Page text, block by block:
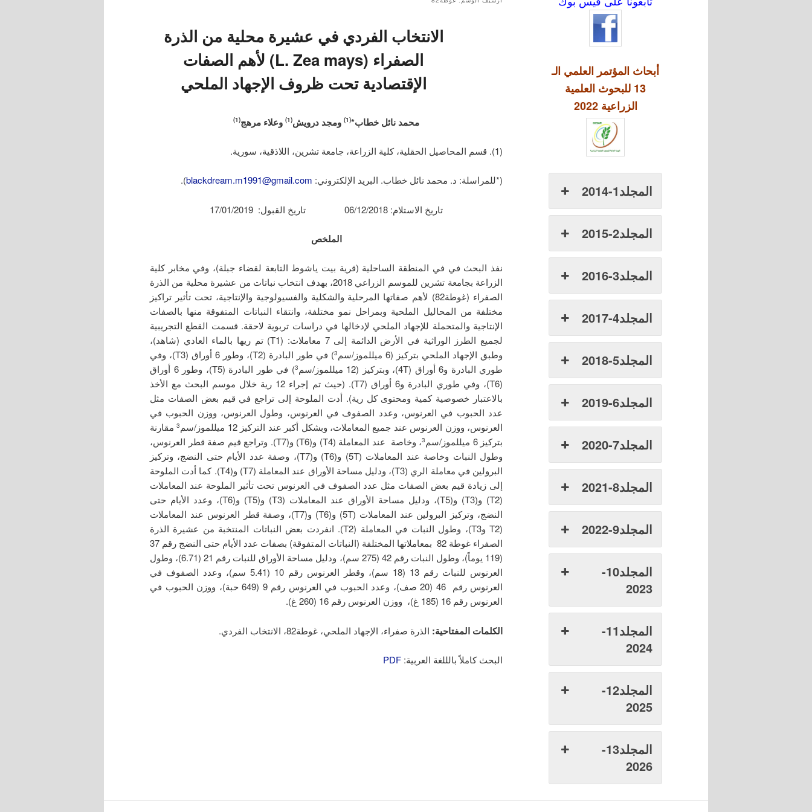
الانتخاب الفردي في عشيرة محلية من الذرة
الصفراء (L. Zea mays) لأهم الصفات
الإقتصادية تحت ظروف الإجهاد الملحي
محمد نائل خطاب*(1) ومجد درويش(1) وعلاء مرهج(1)
(1). قسم المحاصيل الحقلية، كلية الزراعة، جامعة تشرين، اللاذقية، سورية.
(*للمراسلة: د. محمد نائل خطاب. البريد الإلكتروني: blackdream.m1991@gmail.com
).
تاريخ الاستلام: 06/12/2018 تاريخ القبول: 17/01/2019
الملخص
نفذ البحث في في المنطقة الساحلية (قرية بيت ياشوط التابعة لقضاء جبلة)، وفي مخابر كلية
الزراعة بجامعة تشرين للموسم الزراعي 2018، بهدف انتخاب نباتات من عشيرة محلية من الذرة
الصفراء (غوطة82) لأهم صفاتها المرحلية والشكلية والفسيولوجية والإنتاجية، تحت تأثير تراكيز
مختلفة من المحاليل الملحية وبمراحل نمو مختلفة، وانتقاء النباتات المتفوقة منها بالصفات
الإنتاجية والمتحملة للإجهاد الملحي لإدخالها في دراسات تربوية لاحقة. قسمت القطع التجريبية
لجميع الطرز الوراثية في الأرض الدائمة إلى 7 معاملات: (T1) تم ريها بالماء العادي (شاهد)،
وطبق الإجهاد الملحي بتركيز (6 ميللموز/سم
3
) في طور البادرة (T2)، وطور 6 أوراق (T3)، وفي
طوري البادرة و6 أوراق (4T)، وبتركيز (12 ميللموز/سم
3
) في طور البادرة (T5)، وطور 6 أوراق
(T6)، وفي طوري البادرة و6 أوراق (T7). (حيث تم إجراء 12 رية خلال موسم البحث مع الأخذ
بالاعتبار خصوصية كمية ومحتوى كل رية). أدت الملوحة إلى تراجع في قيم بعض الصفات مثل
عدد الحبوب في العرنوس، وعدد الصفوف في العرنوس، وطول العرنوس، ووزن الحبوب في
العرنوس، ووزن العرنوس عند جميع المعاملات، وبشكل أكبر عند التركيز 12 ميللموز/سم
3مقارنة
بتركيز 6 ميللموز/سم
3
، وخاصة عند المعاملة (T4) و(T6) و(T7). وتراجع قيم صفة قطر العرنوس،
وطول النبات وخاصة عند المعاملات (5T) و(T6) و(T7)، وصفة عدد الأيام حتى النضج، وتركيز
البرولين في معاملة الري (T3)، ودليل مساحة الأوراق عند المعاملة (T7) و(T4). كما أدت الملوحة
إلى زيادة قيم بعض الصفات مثل عدد الصفوف في العرنوس تحت تأثير الملوحة عند المعاملات
(T2) و(T3) و(T5)، ودليل مساحة الأوراق عند المعاملات (T3) و(T5) و(T6)، وعدد الأيام حتى
النضج، وتركيز البرولين عند المعاملات (5T) و(T6) و(T7)، وصفة قطر العرنوس عند المعاملات
(T2 وT3)، وطول النبات في المعاملة (T2). انفردت بعض النباتات المنتخبة من عشيرة الذرة
الصفراء غوطة 82 بمعاملاتها المختلفة (النباتات المتفوقة) بصفات عدد الأيام حتى النضج رقم 37
(119 يوماً)، وطول النبات رقم 42 (275 سم)، ودليل مساحة الأوراق للنبات رقم 21 (6.71)، وطول
العرنوس للنبات رقم 13 (18 سم)، وقطر العرنوس رقم 10 (5.41 سم)، وعدد الصفوف في
العرنوس رقم 46 (20 صف)، وعدد الحبوب في العرنوس رقم 9 (649 حبة)، ووزن الحبوب في
العرنوس رقم 16 (185 غ)، ووزن العرنوس رقم 16 (260 غ).
الكلمات المفتاحية: الذرة صفراء، الإجهاد الملحي، غوطة82، الانتخاب الفردي.
البحث كاملاً بالللغة العربية: PDF
أبحاث المؤتمر العلمي الـ
13 للبحوث العلمية
الزراعية 2022
المجلد1-2014
المجلد2-2015
المجلد3-2016
المجلد4-2017
المجلد5-2018
المجلد6-2019
المجلد7-2020
المجلد8-2021
المجلد9-2022
المجلد10-
2023
المجلد11-
2024
المجلد12-
2025
المجلد13-
2026